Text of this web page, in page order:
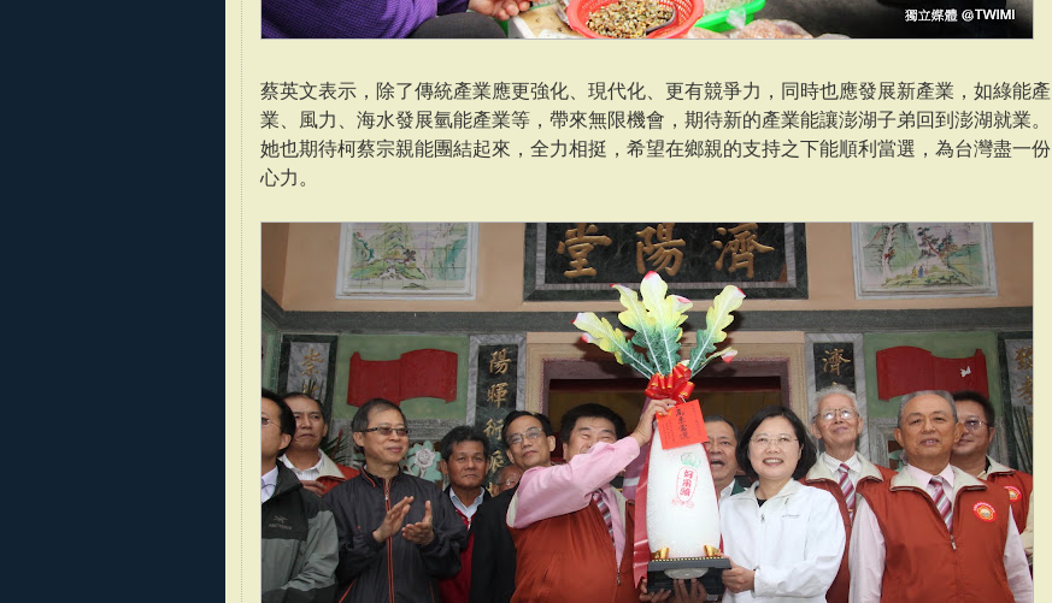
蔡英文表示，除了傳統產業應更強化、現代化、更有競爭力，同時也應發展新產業，如綠能產
業、風力、海水發展氫能產業等，帶來無限機會，期待新的產業能讓澎湖子弟回到澎湖就業。
她也期待柯蔡宗親能團結起來，全力相挺，希望在鄉親的支持之下能順利當選，為台灣盡一份
心力。